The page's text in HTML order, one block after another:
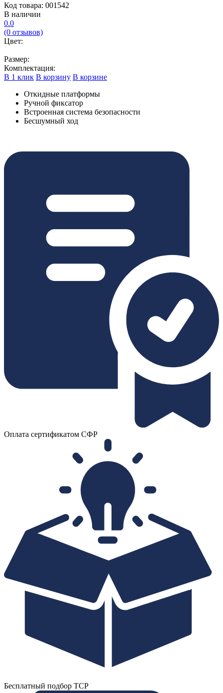
Код товара: 001542
В наличии
0.0
(0 отзывов)
Цвет:
Размер:
Комплектация:
В 1 клик В корзину В корзине
Откидные платформы
Ручной фиксатор
Встроенная система безопасности
Бесшумный ход
Оплата сертификатом СФР
Бесплатный подбор ТСР